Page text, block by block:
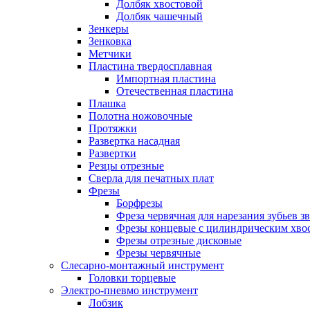
Долбяк хвостовой
Долбяк чашечный
Зенкеры
Зенковка
Метчики
Пластина твердосплавная
Импортная пластина
Отечественная пластина
Плашка
Полотна ножовочные
Протяжки
Развертка насадная
Развертки
Резцы отрезные
Сверла для печатных плат
Фрезы
Борфрезы
Фреза червячная для нарезания зубьев
Фрезы концевые с цилиндрическим
Фрезы отрезные дисковые
Фрезы червячные
Слесарно-монтажный инструмент
Головки торцевые
Электро-пневмо инструмент
Лобзик